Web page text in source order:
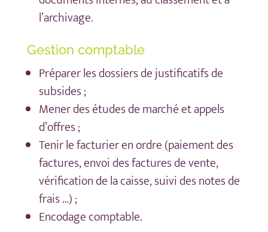
l’archivage.
Gestion comptable
Préparer les dossiers de justificatifs de
subsides ;
Mener des études de marché et appels
d’offres ;
Tenir le facturier en ordre (paiement des
factures, envoi des factures de vente,
vérification de la caisse, suivi des notes de
frais …) ;
Encodage comptable.